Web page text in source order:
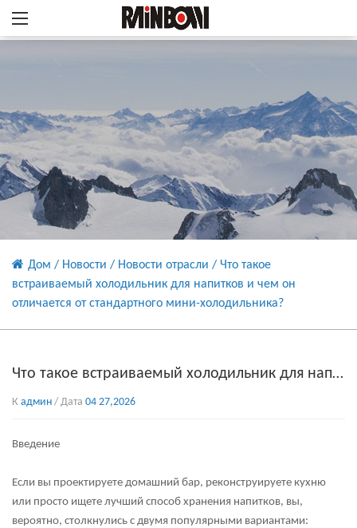
Дом / Новости / Новости отрасли / Что такое
встраиваемый холодильник для напитков и чем он
отличается от стандартного мини-холодильника?
Что такое встраиваемый холодильник для напитков и чем он отличается от стандартного мини-холодильника?
К админ / Дата 04 27,2026
Введение
Если вы проектируете домашний бар, реконструируете кухню
или просто ищете лучший способ хранения напитков, вы,
вероятно, столкнулись с двумя популярными вариантами: